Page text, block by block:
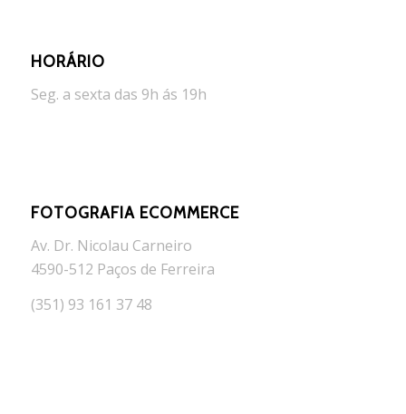
HORÁRIO
Seg. a sexta das 9h ás 19h
FOTOGRAFIA ECOMMERCE
Av. Dr. Nicolau Carneiro
4590-512 Paços de Ferreira
(351) 93 161 37 48